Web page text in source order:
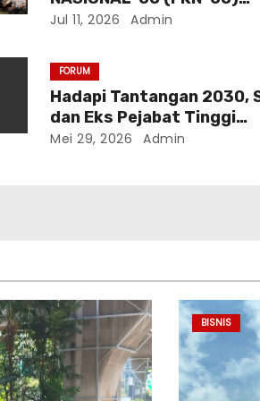
Dukung Program
Gibran
Jul 11, 2026 Admin
FORUM
Hadapi Tantangan 2030,
dan Eks Pejabat Tinggi
Malaysia Serukan ASEAN
Mei 29, 2026 Admin
BISNIS